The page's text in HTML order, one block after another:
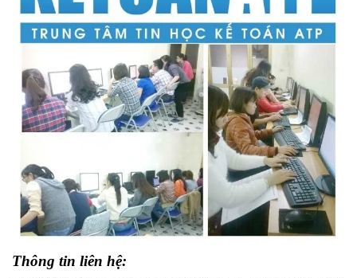
Thông tin liên hệ: